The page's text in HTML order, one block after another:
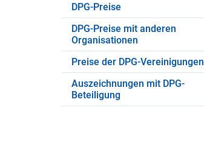
DPG-Preise
DPG-Preise mit anderen
Organisationen
Preise der DPG-Vereinigungen
Auszeichnungen mit DPG-
Beteiligung